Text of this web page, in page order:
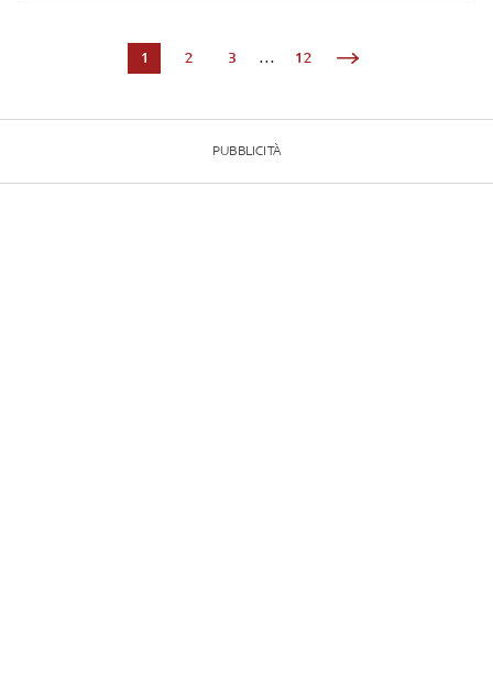
1 2 3 ... 12
PUBBLICITÀ